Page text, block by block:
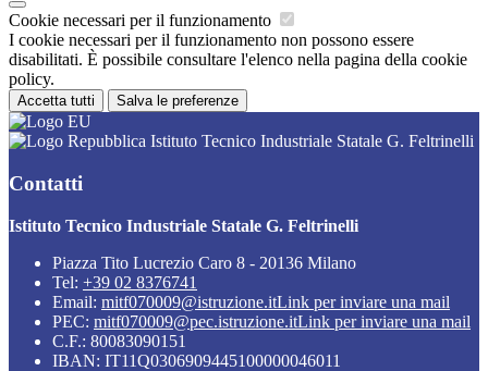
Cookie necessari per il funzionamento
I cookie necessari per il funzionamento non possono essere
disabilitati. È possibile consultare l'elenco nella pagina della cookie
policy.
Accetta tutti Salva le preferenze
Istituto Tecnico Industriale Statale G. Feltrinelli
Contatti
Istituto Tecnico Industriale Statale G. Feltrinelli
Piazza Tito Lucrezio Caro 8 - 20136 Milano
Tel: +39 02 8376741
Email: mitf070009@istruzione.itLink per inviare una mail
PEC: mitf070009@pec.istruzione.itLink per inviare una mail
C.F.: 80083090151
IBAN: IT11Q0306909445100000046011